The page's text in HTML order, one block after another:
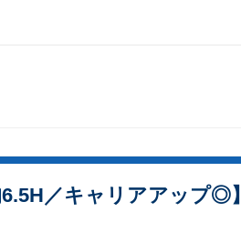
／キャリアアップ◎】